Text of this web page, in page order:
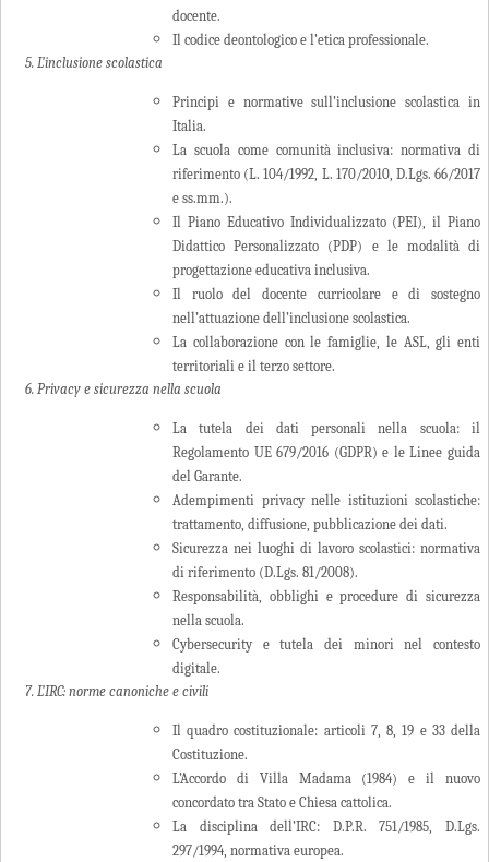
docente.
Il codice deontologico e l’etica professionale.
5. L’inclusione scolastica
Principi e normative sull’inclusione scolastica in
Italia.
La scuola come comunità inclusiva: normativa di
riferimento (L. 104/1992, L. 170/2010, D.Lgs. 66/2017
e ss.mm.).
Il Piano Educativo Individualizzato (PEI), il Piano
Didattico Personalizzato (PDP) e le modalità di
progettazione educativa inclusiva.
Il ruolo del docente curricolare e di sostegno
nell’attuazione dell’inclusione scolastica.
La collaborazione con le famiglie, le ASL, gli enti
territoriali e il terzo settore.
6. Privacy e sicurezza nella scuola
La tutela dei dati personali nella scuola: il
Regolamento UE 679/2016 (GDPR) e le Linee guida
del Garante.
Adempimenti privacy nelle istituzioni scolastiche:
trattamento, diffusione, pubblicazione dei dati.
Sicurezza nei luoghi di lavoro scolastici: normativa
di riferimento (D.Lgs. 81/2008).
Responsabilità, obblighi e procedure di sicurezza
nella scuola.
Cybersecurity e tutela dei minori nel contesto
digitale.
7. L’IRC: norme canoniche e civili
Il quadro costituzionale: articoli 7, 8, 19 e 33 della
Costituzione.
L’Accordo di Villa Madama (1984) e il nuovo
concordato tra Stato e Chiesa cattolica.
La disciplina dell’IRC: D.P.R. 751/1985, D.Lgs.
297/1994, normativa europea.